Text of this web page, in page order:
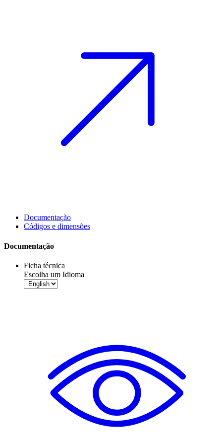
Documentação
Códigos e dimensões
Documentação
Ficha técnica
Escolha um Idioma